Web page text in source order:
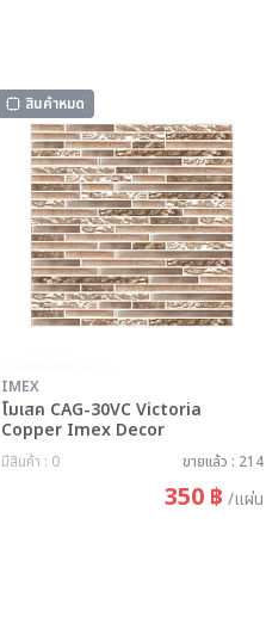
สินค้าหมด
สินค้าหมด
IMEX
โมเสค CAG-30VC Victoria
Copper Imex Decor
มีสินค้า : 0 ขายแล้ว : 214
350 ฿ /แผ่น